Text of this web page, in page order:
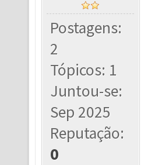
Postagens:
2
Tópicos: 1
Juntou-se:
Sep 2025
Reputação:
0